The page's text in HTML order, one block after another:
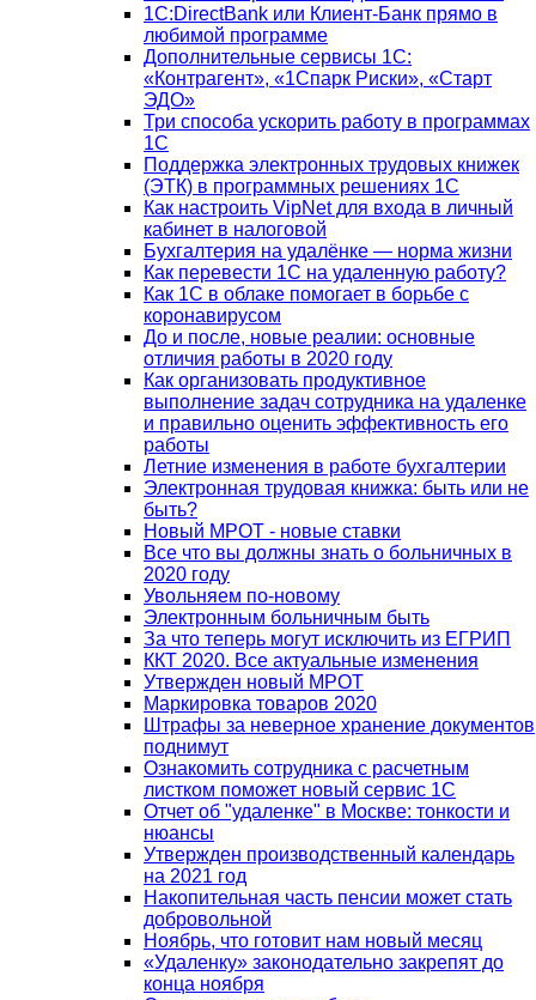
1С:DirectBank или Клиент-Банк прямо в
любимой программе
Дополнительные сервисы 1С:
«Контрагент», «1Спарк Риски», «Старт
ЭДО»
Три способа ускорить работу в программах
1С
Поддержка электронных трудовых книжек
(ЭТК) в программных решениях 1С
Как настроить VipNet для входа в личный
кабинет в налоговой
Бухгалтерия на удалёнке — норма жизни
Как перевести 1С на удаленную работу?
Как 1С в облаке помогает в борьбе с
коронавирусом
До и после, новые реалии: основные
отличия работы в 2020 году
Как организовать продуктивное
выполнение задач сотрудника на удаленке
и правильно оценить эффективность его
работы
Летние изменения в работе бухгалтерии
Электронная трудовая книжка: быть или не
быть?
Новый МРОТ - новые ставки
Все что вы должны знать о больничных в
2020 году
Увольняем по-новому
Электронным больничным быть
За что теперь могут исключить из ЕГРИП
ККТ 2020. Все актуальные изменения
Утвержден новый МРОТ
Маркировка товаров 2020
Штрафы за неверное хранение документов
поднимут
Ознакомить сотрудника с расчетным
листком поможет новый сервис 1С
Отчет об "удаленке" в Москве: тонкости и
нюансы
Утвержден производственный календарь
на 2021 год
Накопительная часть пенсии может стать
добровольной
Ноябрь, что готовит нам новый месяц
«Удаленку» законодательно закрепят до
конца ноября